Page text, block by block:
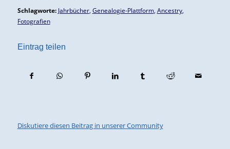
Schlagworte: Jahrbücher, Genealogie-Plattform, Ancestry,
Fotografien
Eintrag teilen
Diskutiere diesen Beitrag in unserer Community